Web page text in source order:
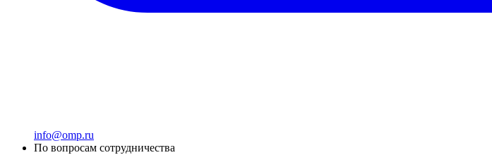
info@omp.ru
По вопросам сотрудничества